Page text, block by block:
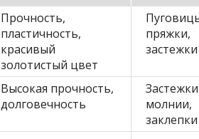
Прочность,
пластичность,
красивый
золотистый цвет
пряжки,
застежки
Высокая прочность,
долговечность
молнии,
заклепки